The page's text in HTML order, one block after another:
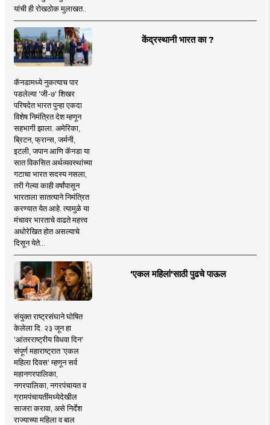
यांची ही रोखठोक मुलाखत..
केंद्रस्थानी भारत का ?
कॅनडामध्ये नुकत्याच पार
पडलेल्या 'जी-७' शिखर
परिषदेत भारत पुन्हा एकदा
विशेष निमंत्रित देश म्हणून
सहभागी झाला. अमेरिका,
ब्रिटन, फ्रान्स, जर्मनी,
इटली, जपान आणि कॅनडा या
सात विकसित अर्थव्यवस्थांच्या
गटाचा भारत सदस्य नसला,
तरी गेल्या काही वर्षांपासून
भारताला सातत्याने निमंत्रित
करण्यात येत आहे. त्यामुळे या
मंचावर भारताचे वाढते महत्त्व
अधोरेखित होत असल्याचे
दिसून येते...
'एकल महिलां'साठी पुढचे पाऊल
संयुक्त राष्ट्रसंघाने घोषित
केलेला दि. २३ जून हा
'आंतरराष्ट्रीय विधवा दिन'
संपूर्ण महाराष्ट्रात 'एकल
महिला दिवस' म्हणून सर्व
महानगरपालिका,
नगरपालिका, नगरपंचायत व
ग्रामपंचायतींमध्येदेखील
साजरा करावा, असे निर्देश
राज्याच्या महिला व बाल